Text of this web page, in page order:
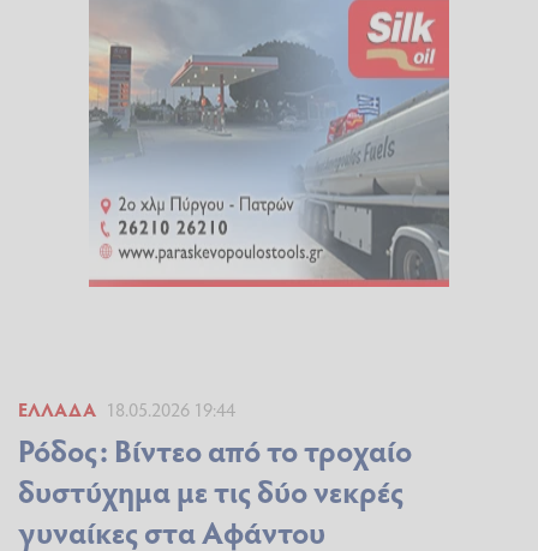
ΕΛΛΆΔΑ 18.05.2026 19:44
Ρόδος: Βίντεο από το τροχαίο
δυστύχημα με τις δύο νεκρές
γυναίκες στα Αφάντου